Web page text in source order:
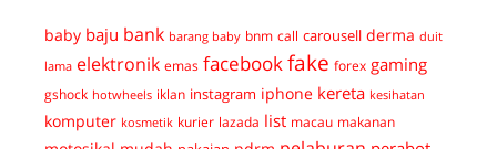
baby baju bank barang baby bnm call carousell derma duit
lama elektronik emas facebook fake forex gaming
gshock hotwheels iklan instagram iphone kereta kesihatan
komputer kosmetik kurier lazada list macau makanan